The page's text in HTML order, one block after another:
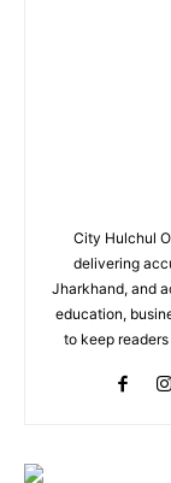
City Hulchul
delivering
Jharkhand, and
education,
to keep